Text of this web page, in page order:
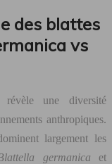
des blattes
vs
révèle une diversité
anthropiques.
largement les
germanica et